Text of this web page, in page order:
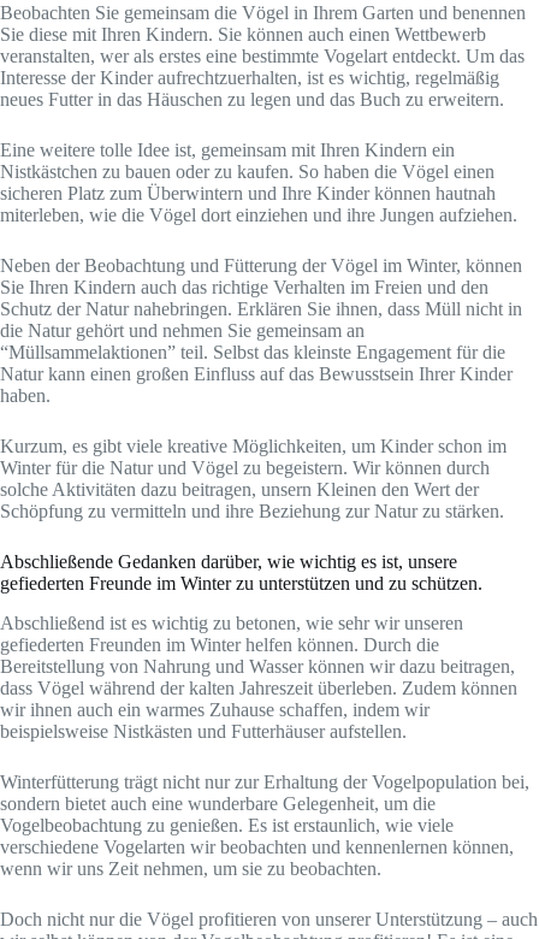
Beobachten Sie gemeinsam die Vögel in Ihrem Garten und benennen
Sie diese mit Ihren Kindern. Sie können auch einen Wettbewerb
veranstalten, wer als erstes eine bestimmte Vogelart entdeckt. Um das
Interesse der Kinder aufrechtzuerhalten, ist es wichtig, regelmäßig
neues Futter in das Häuschen zu legen und das Buch zu erweitern.
Eine weitere tolle Idee ist, gemeinsam mit Ihren Kindern ein
Nistkästchen zu bauen oder zu kaufen. So haben die Vögel einen
sicheren Platz zum Überwintern und Ihre Kinder können hautnah
miterleben, wie die Vögel dort einziehen und ihre Jungen aufziehen.
Neben der Beobachtung und Fütterung der Vögel im Winter, können
Sie Ihren Kindern auch das richtige Verhalten im Freien und den
Schutz der Natur nahebringen. Erklären Sie ihnen, dass Müll nicht in
die Natur gehört und nehmen Sie gemeinsam an
“Müllsammelaktionen” teil. Selbst das kleinste Engagement für die
Natur kann einen großen Einfluss auf das Bewusstsein Ihrer Kinder
haben.
Kurzum, es gibt viele kreative Möglichkeiten, um Kinder schon im
Winter für die Natur und Vögel zu begeistern. Wir können durch
solche Aktivitäten dazu beitragen, unsern Kleinen den Wert der
Schöpfung zu vermitteln und ihre Beziehung zur Natur zu stärken.
Abschließende Gedanken darüber, wie wichtig es ist, unsere
gefiederten Freunde im Winter zu unterstützen und zu schützen.
Abschließend ist es wichtig zu betonen, wie sehr wir unseren
gefiederten Freunden im Winter helfen können. Durch die
Bereitstellung von Nahrung und Wasser können wir dazu beitragen,
dass Vögel während der kalten Jahreszeit überleben. Zudem können
wir ihnen auch ein warmes Zuhause schaffen, indem wir
beispielsweise Nistkästen und Futterhäuser aufstellen.
Winterfütterung trägt nicht nur zur Erhaltung der Vogelpopulation bei,
sondern bietet auch eine wunderbare Gelegenheit, um die
Vogelbeobachtung zu genießen. Es ist erstaunlich, wie viele
verschiedene Vogelarten wir beobachten und kennenlernen können,
wenn wir uns Zeit nehmen, um sie zu beobachten.
Doch nicht nur die Vögel profitieren von unserer Unterstützung – auch